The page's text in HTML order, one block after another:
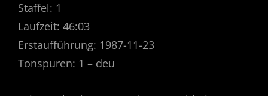
Staffel: 1
Laufzeit: 46:03
Erstaufführung: 1987-11-23
Tonspuren: 1 – deu